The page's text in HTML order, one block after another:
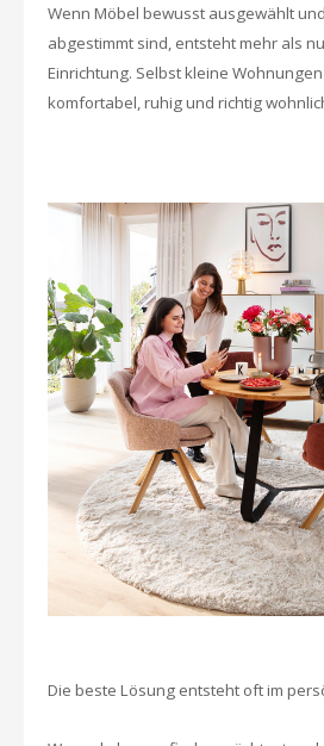
Wenn Möbel bewusst ausgewählt
abgestimmt sind, entsteht mehr als
Einrichtung. Selbst kleine
komfortabel, ruhig und richtig
Die beste Lösung entsteht oft im